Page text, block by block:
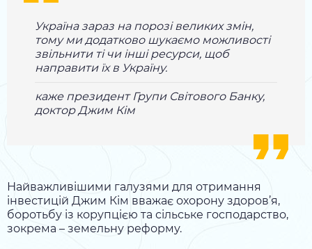
Україна зараз на порозі великих змін,
тому ми додатково шукаємо можливості
звільнити ті чи інші ресурси, щоб
направити їх в Україну.
каже президент Групи Світового Банку,
доктор Джим Кім
Найважливішими галузями для отримання
інвестицій Джим Кім вважає охорону здоров’я,
боротьбу із корупцією та сільське господарство,
зокрема – земельну реформу.